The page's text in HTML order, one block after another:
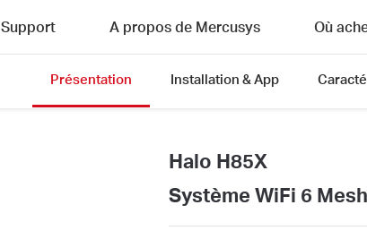
Support A propos de Mercusys Où
Présentation Installation & App
Halo H85X
Système WiFi 6